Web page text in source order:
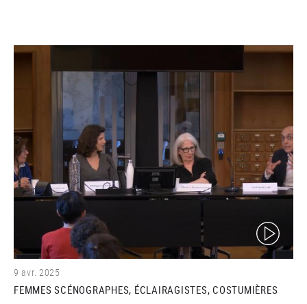
(video)
9 avr. 2025
FEMMES SCÉNOGRAPHES, ÉCLAIRAGISTES, COSTUMIÈRES